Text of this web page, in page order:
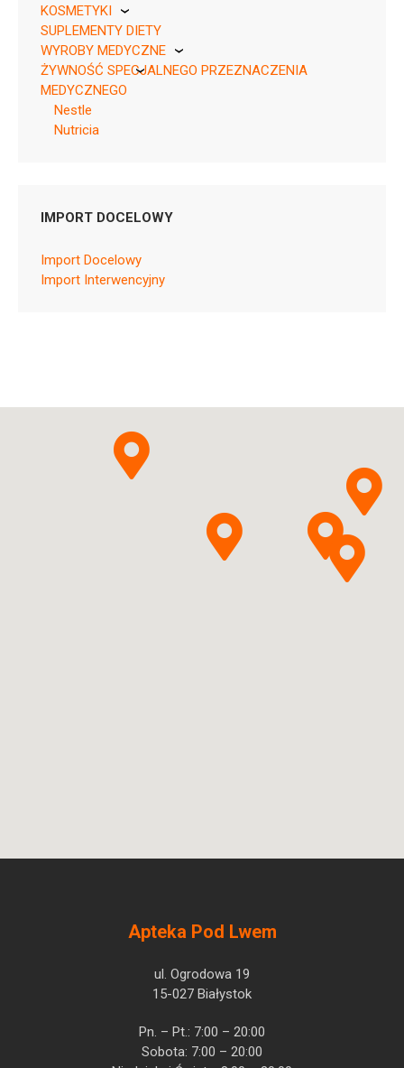
KOSMETYKI
Pierre Fabre
SUPLEMENTY DIETY
WYROBY MEDYCZNE
KikGel
ŻYWNOŚĆ SPECJALNEGO PRZEZNACZENIA
MEDYCZNEGO
Nestle
Nutricia
IMPORT DOCELOWY
Import Docelowy
Import Interwencyjny
Apteka Pod Lwem
ul. Ogrodowa 19
15-027 Białystok
Pn. – Pt.: 7:00 – 20:00
Sobota: 7:00 – 20:00